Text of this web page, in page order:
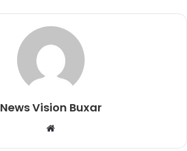
News Vision Buxar